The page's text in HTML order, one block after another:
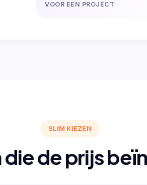
VOOR EEN PROJECT
SLIM KIEZEN
de prijs